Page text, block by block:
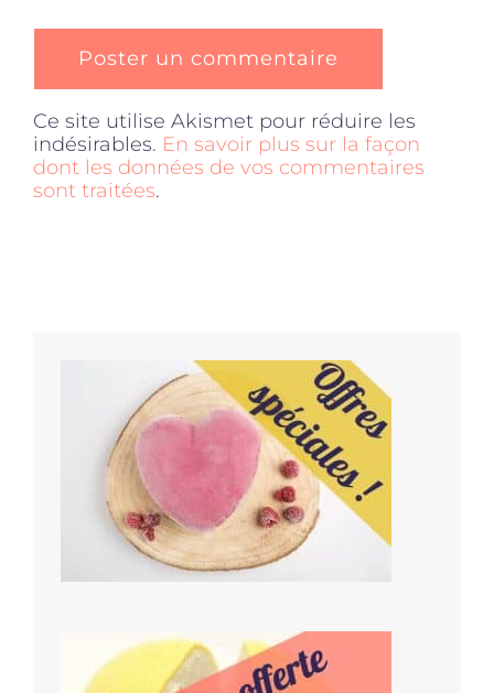
Ce site utilise Akismet pour réduire les
indésirables. En savoir plus sur la façon
dont les données de vos commentaires
sont traitées.